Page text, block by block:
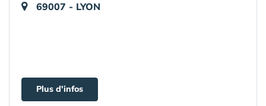
69007 - LYON
Plus d'infos